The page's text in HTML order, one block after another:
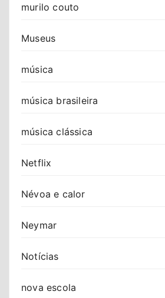
murilo couto
Museus
música
música brasileira
música clássica
Netflix
Névoa e calor
Neymar
Notícias
nova escola